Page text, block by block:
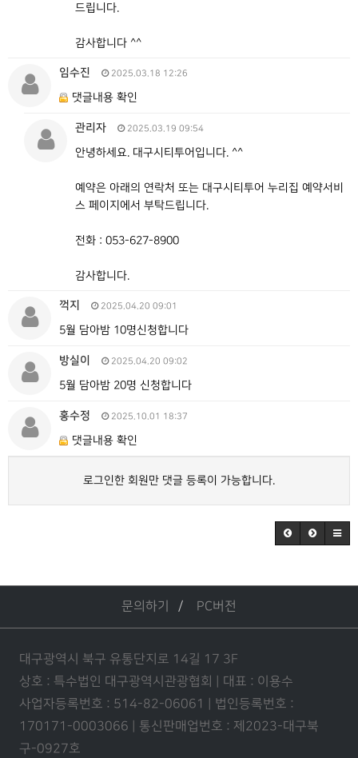
드립니다.
감사합니다 ^^
임수진 2025.03.18 12:26
댓글내용 확인
관리자 2025.03.19 09:54
안녕하세요. 대구시티투어입니다. ^^
예약은 아래의 연락처 또는 대구시티투어 누리집 예약서비
스 페이지에서 부탁드립니다.
전화 : 053-627-8900
감사합니다.
꺽지 2025.04.20 09:01
5월 담아밤 10명신청합니다
방실이 2025.04.20 09:02
5월 담아밤 20명 신청합니다
홍수정 2025.10.01 18:37
댓글내용 확인
로그인한 회원만 댓글 등록이 가능합니다.
문의하기 PC버전
대구광역시 북구 유통단지로 14길 17 3F
상호 : 특수법인 대구광역시관광협회 | 대표 : 이용수
사업자등록번호 : 514-82-06061 | 법인등록번호 :
170171-0003066 | 통신판매업번호 : 제2023-대구북
구-0927호